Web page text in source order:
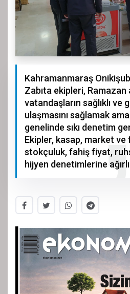
Kahramanmaraş
Zabıta ekipleri, Ramazan
vatandaşların sağlıklı ve
ulaşmasını sağlamak
genelinde sıkı denetim
Ekipler, kasap, market ve
stokçuluk, fahiş fiyat,
hijyen denetimlerine